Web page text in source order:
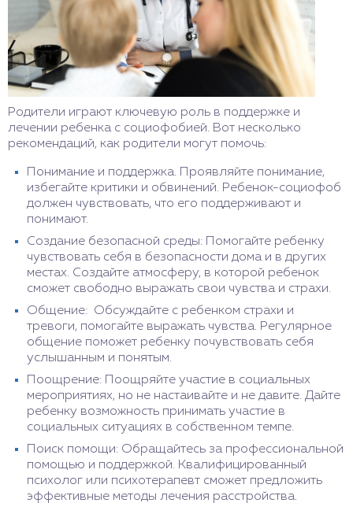
Родители играют ключевую роль в поддержке и
лечении ребенка с социофобией. Вот несколько
рекомендаций, как родители могут помочь:
Понимание и поддержка. Проявляйте понимание,
избегайте критики и обвинений. Ребенок-социофоб
должен чувствовать, что его поддерживают и
понимают.
Создание безопасной среды: Помогайте ребенку
чувствовать себя в безопасности дома и в других
местах. Создайте атмосферу, в которой ребенок
сможет свободно выражать свои чувства и страхи.
Общение: Обсуждайте с ребенком страхи и
тревоги, помогайте выражать чувства. Регулярное
общение поможет ребенку почувствовать себя
услышанным и понятым.
Поощрение: Поощряйте участие в социальных
мероприятиях, но не настаивайте и не давите. Дайте
ребенку возможность принимать участие в
социальных ситуациях в собственном темпе.
Поиск помощи: Обращайтесь за профессиональной
помощью и поддержкой. Квалифицированный
психолог или психотерапевт сможет предложить
эффективные методы лечения расстройства.